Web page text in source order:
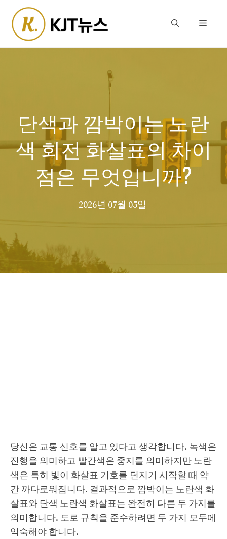
content
Menu
단색과 깜박이는 노란
색 회전 화살표의 차이
점은 무엇입니까?
2026년 07월 05일
당신은 교통 신호를 알고 있다고 생각합니다. 녹색은
진행을 의미하고 빨간색은 중지를 의미하지만 노란
색은 특히 빛이 화살표 기호를 던지기 시작할 때 약
간 까다로워집니다. 결과적으로 깜박이는 노란색 화
살표와 단색 노란색 화살표는 완전히 다른 두 가지를
의미합니다. 도로 규칙을 준수하려면 두 가지 모두에
익숙해야 합니다.